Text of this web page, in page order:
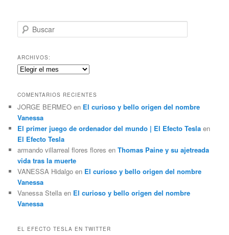
u
c
a
r
ARCHIVOS:
Archivos:
COMENTARIOS RECIENTES
JORGE BERMEO en El curioso y bello origen del nombre
Vanessa
El primer juego de ordenador del mundo | El Efecto Tesla en
El Efecto Tesla
armando villarreal flores flores enThomas Paine y su ajetreada
vida tras la muerte
VANESSA Hidalgo en El curioso y bello origen del nombre
Vanessa
Vanessa Stella en El curioso y bello origen del nombre
Vanessa
EL EFECTO TESLA EN TWITTER